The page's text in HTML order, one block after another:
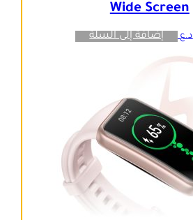
Wide Screen
د.ع إضافة إلى السلة